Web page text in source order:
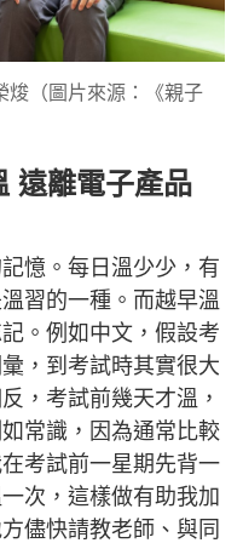
焌（圖片來源：《親子
遠離電子產品
憶。每日溫少少，有
習的一種。而越早溫
。例如中文，假設考
，到考試時其實很大
，考試前幾天才溫，
常識，因為通常比較
考試前一星期先背一
次，這樣做有助我加
儘快請教老師、與同